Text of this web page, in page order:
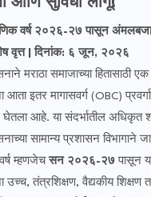
वर्ष २०२६-२७ पासून
वृत्त | दिनांक: ६ जून, २०२६
मराठा समाजाच्या
आता इतर मागासवर्ग (OBC)
आहे. या संदर्भातील अधिकृत
सामान्य प्रशासन विभागाने
म्हणजेचसन २०२६-२७पासून
उच्च, तंत्रशिक्षण, वैद्यकीय